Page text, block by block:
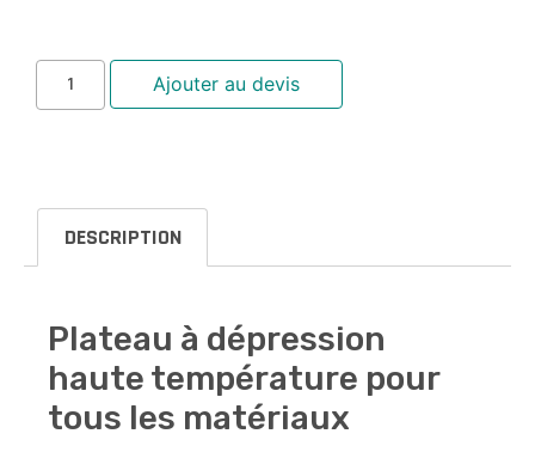
Ajouter au devis
DESCRIPTION
Plateau à dépression
haute température pour
tous les matériaux